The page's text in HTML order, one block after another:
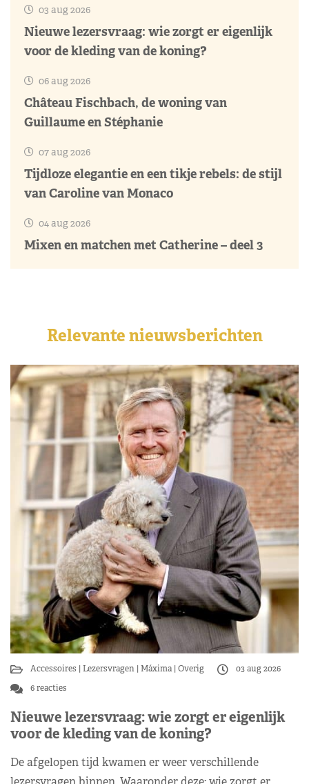
03 aug 2026
Nieuwe lezersvraag: wie zorgt er eigenlijk
voor de kleding van de koning?
06 aug 2026
Château Fischbach, de woning van
Guillaume en Stéphanie
07 aug 2026
Tijdloze elegantie en een tikje rebels: de stijl
van Caroline van Monaco
04 aug 2026
Mixen en matchen met Catherine – deel 3
Relevante nieuwsberichten
Accessoires Lezersvragen Máxima Overig
03 aug 2026
6 reacties
Nieuwe lezersvraag: wie zorgt er eigenlijk
voor de kleding van de koning?
De afgelopen tijd kwamen er weer verschillende